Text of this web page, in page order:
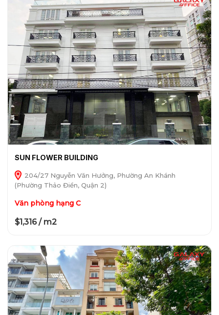
SUN FLOWER BUILDING
204/27 Nguyễn Văn Hưởng, Phường An Khánh
(Phường Thảo Điền, Quận 2)
Văn phòng hạng C
$1,316 / m2